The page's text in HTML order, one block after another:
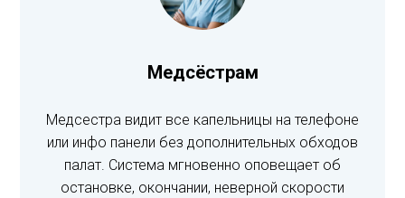
Медсёстрам
Медсестра видит все капельницы на телефоне
или инфо панели без дополнительных обходов
палат. Система мгновенно оповещает об
остановке, окончании, неверной скорости